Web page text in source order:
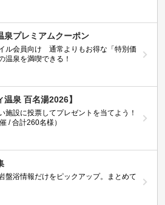
泉プレミアムクーポン
ル会員向け 通常よりもお得な「特別価
温泉を満喫できる！
温泉 百名湯2026】
施設に投票してプレゼントを当てよう！
/ 合計260名様）
盤浴情報だけをピックアップ。まとめて